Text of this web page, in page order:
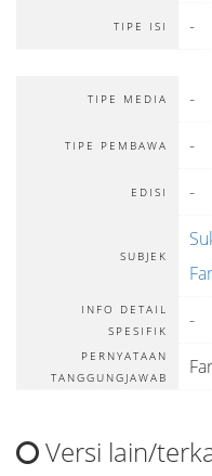
TIPE ISI -
TIPE MEDIA -
TIPE PEMBAWA -
EDISI -
SUBJEK
INFO DETAIL
SPESIFIK
-
PERNYATAAN
TANGGUNGJAWAB
Versi lain/